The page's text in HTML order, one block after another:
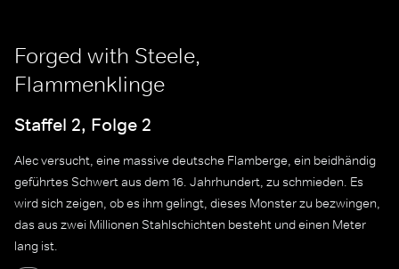
Forged with Steele,
Flammenklinge
Staffel 2, Folge 2
Alec versucht, eine massive deutsche Flamberge, ein beidhändig
geführtes Schwert aus dem 16. Jahrhundert, zu schmieden. Es
wird sich zeigen, ob es ihm gelingt, dieses Monster zu bezwingen,
das aus zwei Millionen Stahlschichten besteht und einen Meter
lang ist.